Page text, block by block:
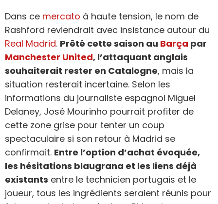
Dans ce mercato à haute tension, le nom de
Rashford reviendrait avec insistance autour du
Real Madrid. Prêté cette saison au Barça par
Manchester United, l’attaquant anglais
souhaiterait rester en Catalogne, mais la
situation resterait incertaine. Selon les
informations du journaliste espagnol Miguel
Delaney, José Mourinho pourrait profiter de
cette zone grise pour tenter un coup
spectaculaire si son retour à Madrid se
confirmait. Entre l’option d’achat évoquée,
les hésitations blaugrana et les liens déjà
existants entre le technicien portugais et le
joueur, tous les ingrédients seraient réunis pour